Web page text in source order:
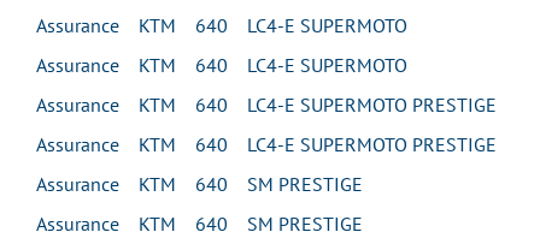
Assurance KTM 640 LC4-E SUPERMOTO
Assurance KTM 640 LC4-E SUPERMOTO
Assurance KTM 640 LC4-E SUPERMOTO PRESTIGE
Assurance KTM 640 LC4-E SUPERMOTO PRESTIGE
Assurance KTM 640 SM PRESTIGE
Assurance KTM 640 SM PRESTIGE